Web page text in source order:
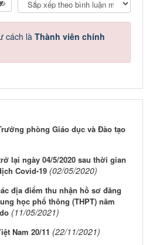
cách là Thành viên chính
phòng Giáo dục và Đào tạo
lại ngày 04/5/2020 sau thời gian
Covid-19 (02/05/2020)
địa điểm thu nhận hồ sơ đăng
học phổ thông (THPT) năm
(11/05/2021)
Nam 20/11 (22/11/2021)